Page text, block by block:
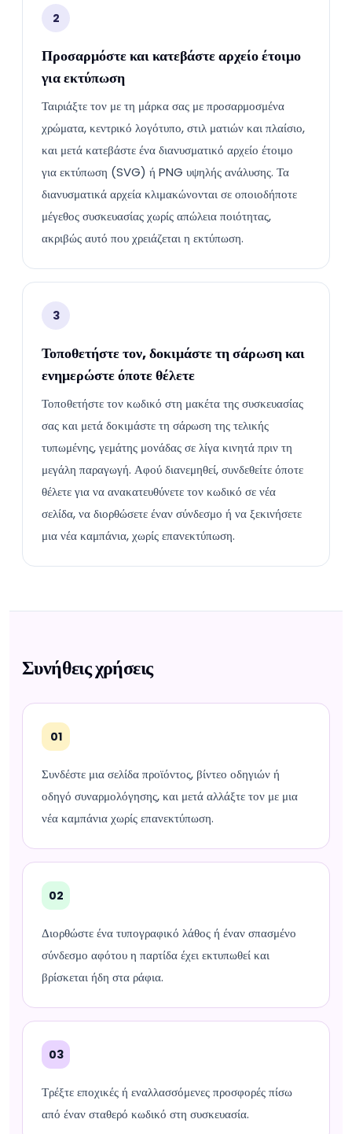
2
Προσαρμόστε και κατεβάστε αρχείο έτοιμο
για εκτύπωση
Ταιριάξτε τον με τη μάρκα σας με προσαρμοσμένα
χρώματα, κεντρικό λογότυπο, στιλ ματιών και πλαίσιο,
και μετά κατεβάστε ένα διανυσματικό αρχείο έτοιμο
για εκτύπωση (SVG) ή PNG υψηλής ανάλυσης. Τα
διανυσματικά αρχεία κλιμακώνονται σε οποιοδήποτε
μέγεθος συσκευασίας χωρίς απώλεια ποιότητας,
ακριβώς αυτό που χρειάζεται η εκτύπωση.
3
Τοποθετήστε τον, δοκιμάστε τη σάρωση και
ενημερώστε όποτε θέλετε
Τοποθετήστε τον κωδικό στη μακέτα της συσκευασίας
σας και μετά δοκιμάστε τη σάρωση της τελικής
τυπωμένης, γεμάτης μονάδας σε λίγα κινητά πριν τη
μεγάλη παραγωγή. Αφού διανεμηθεί, συνδεθείτε όποτε
θέλετε για να ανακατευθύνετε τον κωδικό σε νέα
σελίδα, να διορθώσετε έναν σύνδεσμο ή να ξεκινήσετε
μια νέα καμπάνια, χωρίς επανεκτύπωση.
Συνήθεις χρήσεις
01
Συνδέστε μια σελίδα προϊόντος, βίντεο οδηγιών ή
οδηγό συναρμολόγησης, και μετά αλλάξτε τον με μια
νέα καμπάνια χωρίς επανεκτύπωση.
02
Διορθώστε ένα τυπογραφικό λάθος ή έναν σπασμένο
σύνδεσμο αφότου η παρτίδα έχει εκτυπωθεί και
βρίσκεται ήδη στα ράφια.
03
Τρέξτε εποχικές ή εναλλασσόμενες προσφορές πίσω
από έναν σταθερό κωδικό στη συσκευασία.